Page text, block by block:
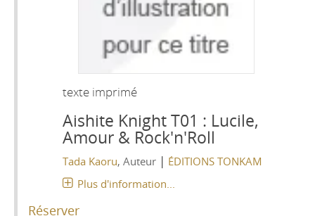
texte imprimé
Aishite Knight T01 : Lucile,
Amour & Rock'n'Roll
Tada Kaoru, Auteur | ÉDITIONS TONKAM
Plus d'information...
Réserver